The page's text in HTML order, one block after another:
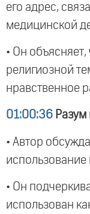
его адрес,
медицинской
• Он
религиозной
нравственное
01:00:36 Разум
• Автор
• Он
использован